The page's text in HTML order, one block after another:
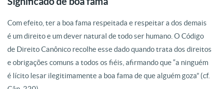
Com efeito, ter a boa fama respeitada e respeitar a dos demais
é um direito e um dever natural de todo ser humano. O Código
de Direito Canônico recolhe esse dado quando trata dos direitos
e obrigações comuns a todos os fiéis, afirmando que “a ninguém
é lícito lesar ilegitimamente a boa fama de que alguém goza” (cf.